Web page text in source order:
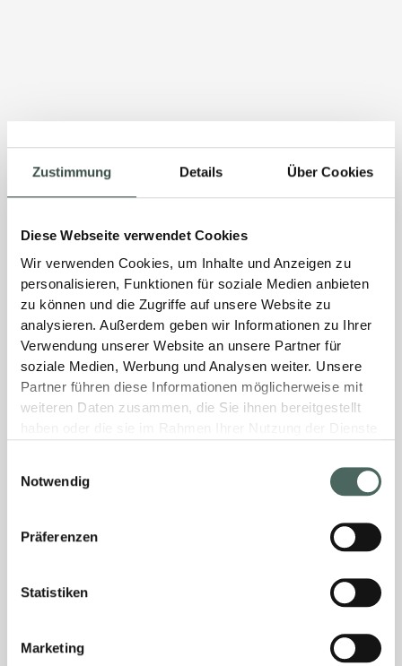
Zustimmung Details Über Cookies
Diese Webseite verwendet Cookies
Wir verwenden Cookies, um Inhalte und Anzeigen zu
personalisieren, Funktionen für soziale Medien anbieten
zu können und die Zugriffe auf unsere Website zu
analysieren. Außerdem geben wir Informationen zu Ihrer
Verwendung unserer Website an unsere Partner für
soziale Medien, Werbung und Analysen weiter. Unsere
Partner führen diese Informationen möglicherweise mit
weiteren Daten zusammen, die Sie ihnen bereitgestellt
Notwendig
Präferenzen
Statistiken
Marketing